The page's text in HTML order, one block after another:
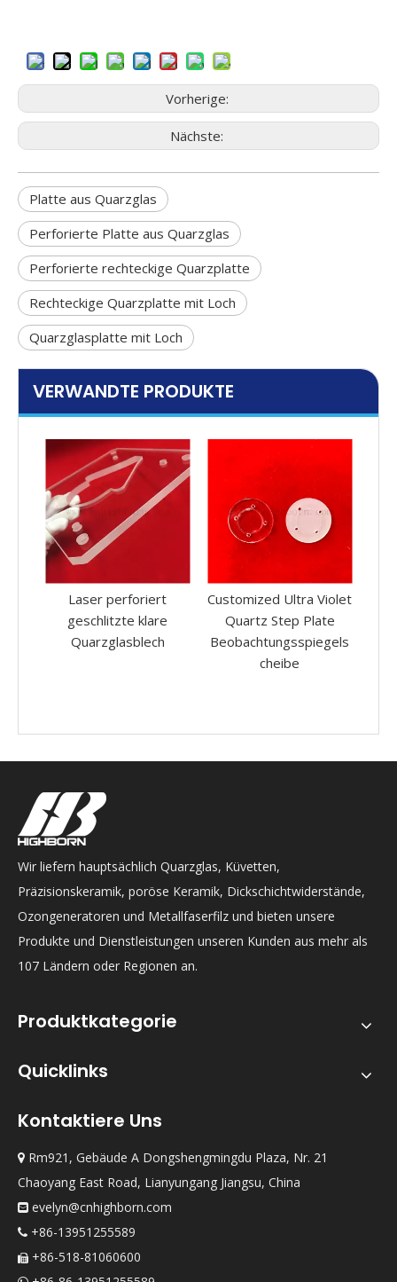
Vorherige:
Nächste:
Platte aus Quarzglas
Perforierte Platte aus Quarzglas
Perforierte rechteckige Quarzplatte
Rechteckige Quarzplatte mit Loch
Quarzglasplatte mit Loch
VERWANDTE PRODUKTE
Customized Ultra Violet
Quartz Step Plate
Beobachtungsspiegels
Customisierte hohe
transparente
polierende perforierte
Quarzglasmikroplatten
Wir liefern hauptsächlich Quarzglas, Küvetten,
Präzisionskeramik, poröse Keramik, Dickschichtwiderstände,
Ozongeneratoren und Metallfaserfilz und bieten unsere
Produkte und Dienstleistungen unseren Kunden aus mehr als
107 Ländern oder Regionen an.
Produktkategorie
Quicklinks
Kontaktiere Uns
 Rm921, Gebäude A Dongshengmingdu Plaza, Nr. 21
Chaoyang East Road, Lianyungang Jiangsu, China
 evelyn@cnhighborn.com
 +86-13951255589
 +86-518-81060600